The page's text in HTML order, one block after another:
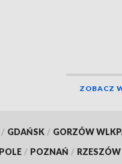
ZOBACZ
/ GDAŃSK / GORZÓW
/ POZNAŃ / RZESZÓW